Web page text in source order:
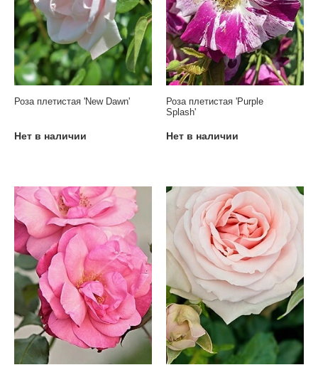
Роза плетистая 'New Dawn'
Нет в наличии
Роза плетистая 'Purple
Splash'
Нет в наличии